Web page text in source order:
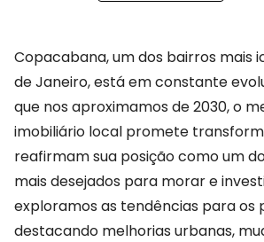
Copacabana, um dos bairros mais
de Janeiro, está em constante
que nos aproximamos de 2030, o
imobiliário local promete
reafirmam sua posição como um
mais desejados para morar e
exploramos as tendências para os
destacando melhorias urbanas,